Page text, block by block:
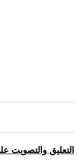
التعليق والتصويت